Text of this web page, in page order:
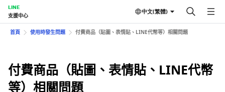
LINE
支援中心
中文(繁體)
首頁 使用時發生問題 付費商品（貼圖、表情貼、LINE代幣等）相關問題
付費商品（貼圖、表情貼、LINE代幣
等）相關問題